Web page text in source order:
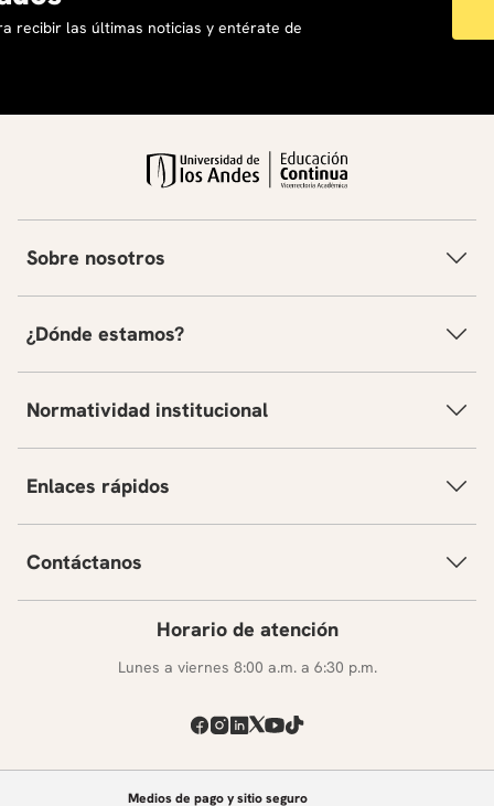
recibir las últimas noticias y entérate de
Sobre nosotros
¿Dónde estamos?
Normatividad institucional
Enlaces rápidos
Contáctanos
Horario de atención
Lunes a viernes 8:00 a.m. a 6:30 p.m.
Medios de pago y sitio seguro